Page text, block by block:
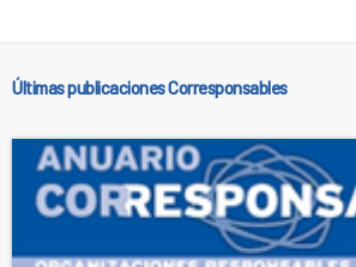
Últimas publicaciones Corresponsables